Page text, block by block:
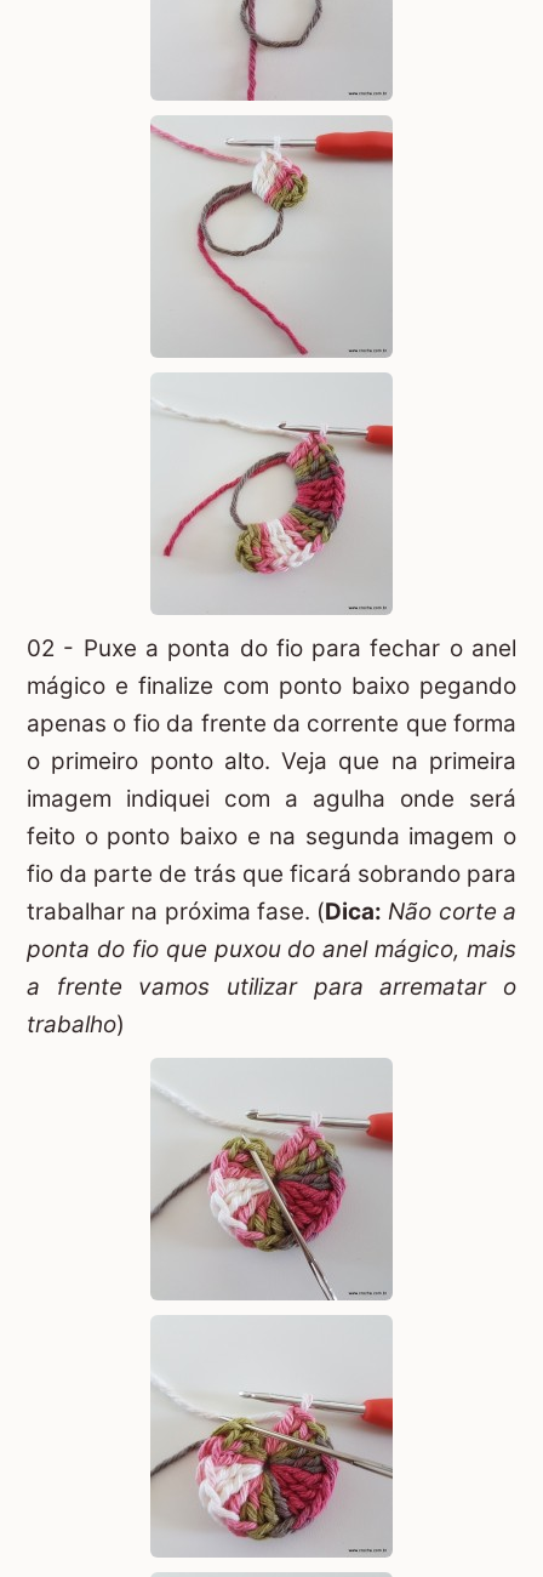
02 - Puxe a ponta do fio para fechar o anel
mágico e finalize com ponto baixo pegando
apenas o fio da frente da corrente que forma
o primeiro ponto alto. Veja que na primeira
imagem indiquei com a agulha onde será
feito o ponto baixo e na segunda imagem o
fio da parte de trás que ficará sobrando para
trabalhar na próxima fase. (Dica: Não corte a
ponta do fio que puxou do anel mágico, mais
a frente vamos utilizar para arrematar o
trabalho)